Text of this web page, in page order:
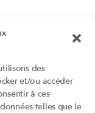
des
et/ou accéder
à ces
telles que le
DIU